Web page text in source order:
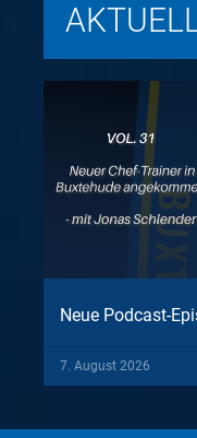
Neue Podcast-
7. August 2026